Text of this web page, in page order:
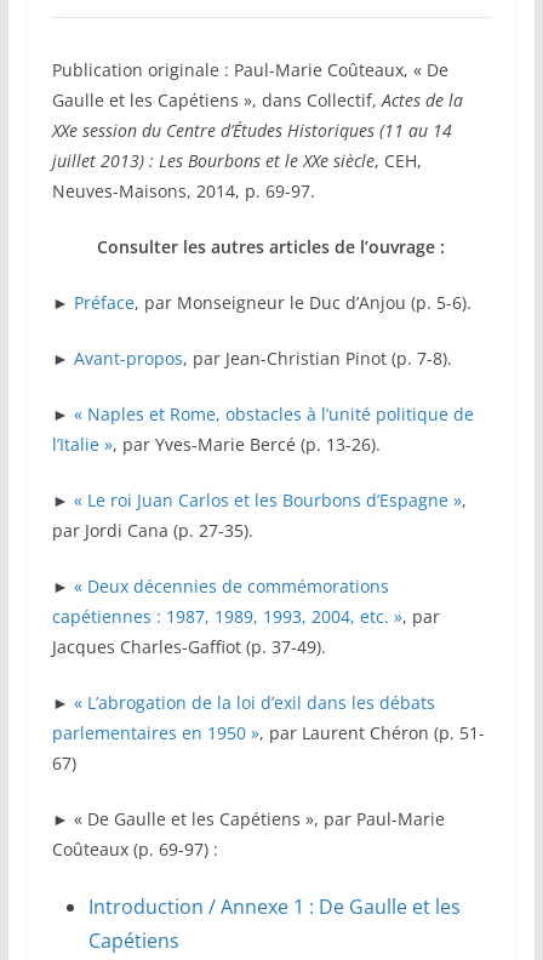
Publication originale : Paul-Marie Coûteaux, « De
Gaulle et les Capétiens », dans Collectif,Actes de la
XXe session du Centre d’Études Historiques (11 au 14
juillet 2013) : Les Bourbons et le XXe siècle, CEH,
Neuves-Maisons, 2014, p. 69-97.
Consulter les autres articles de l’ouvrage :
► Préface, par Monseigneur le Duc d’Anjou (p. 5-6).
► Avant-propos, par Jean-Christian Pinot (p. 7-8).
► « Naples et Rome, obstacles à l’unité politique de
l’Italie », par Yves-Marie Bercé (p. 13-26).
► « Le roi Juan Carlos et les Bourbons d’Espagne »,
par Jordi Cana (p. 27-35).
► « Deux décennies de commémorations
capétiennes : 1987, 1989, 1993, 2004, etc. », par
Jacques Charles-Gaffiot (p. 37-49).
► « L’abrogation de la loi d’exil dans les débats
parlementaires en 1950 », par Laurent Chéron (p. 51-
67)
► « De Gaulle et les Capétiens », par Paul-Marie
Coûteaux (p. 69-97) :
Introduction / Annexe 1 : De Gaulle et les
Capétiens